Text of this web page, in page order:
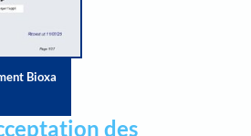
Bioxa
des